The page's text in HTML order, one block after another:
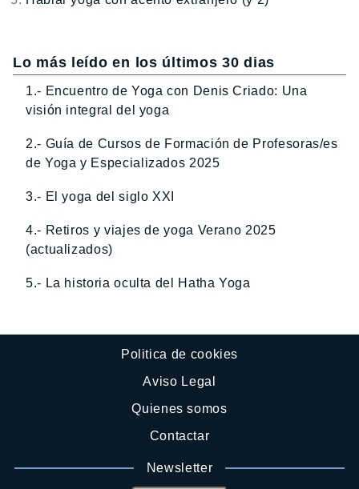
Lo más leído en los últimos 30 dias
1.- Encuentro de Yoga con Denis Criado: Una
visión integral del yoga
2.- Guía de Cursos de Formación de Profesoras/es
de Yoga y Especializados 2025
3.- El yoga del siglo XXI
4.- Retiros y viajes de yoga Verano 2025
(actualizados)
5.- La historia oculta del Hatha Yoga
Politica de cookies
Aviso Legal
Quienes somos
Contactar
Newsletter